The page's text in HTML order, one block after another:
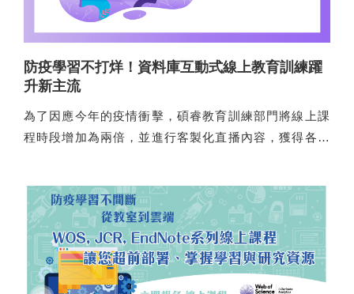
防疫學習不打烊！資料庫互動式線上教育訓練躍
升新主流
為了因應今年的疫情衝擊，碩睿教育訓練部門將線上課
程時段增加為兩倍，並進行客製化直播內容，獲得各界
舞。